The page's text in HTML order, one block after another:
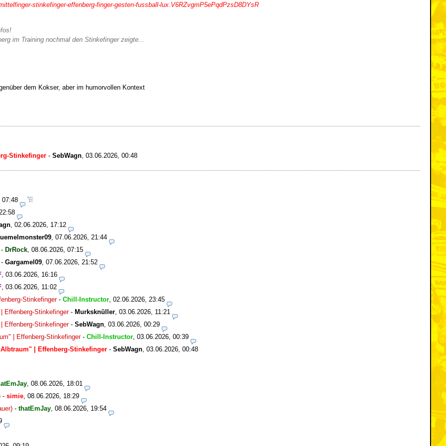
stinkefinger-effenberg-finger-gesten-fussball-lux.V6RZvgmP5ePqdPzsD8DYsR
im Training nochmal den Stinkefinger zeigte...
dem Kokser, aber im humorvollen Kontext
Stinkefinger - SebWagn, 03.06.2026, 00:48
07:48
02.06.2026, 17:12
07.06.2026, 21:44
DrRock 08.06.2026, 07:15
Gargamel09 07.06.2026, 21:52
03.06.2026, 16:16
03.06.2026, 11:02
Stinkefinger- Chill-Instructor 02.06.2026, 23:45
Effenberg-Stinkefinger- Murksknüller 03.06.2026, 11:21
Effenberg-Stinkefinger- SebWagn 03.06.2026, 00:29
| Effenberg-Stinkefinger- Chill-Instructor 03.06.2026, 00:39
| Effenberg-Stinkefinger - SebWagn 03.06.2026, 00:48
08.06.2026, 18:01
- simie 08.06.2026, 18:29
- thatEmJay 08.06.2026, 19:54